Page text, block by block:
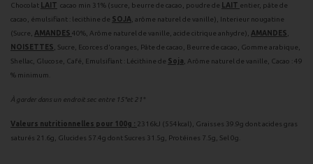
Chocolat
LAIT cacao min 31% (sucre, beurre de cacao, poudre de LAIT entier, pâte de
cacao, émulsifiant : lecithine de SOJA , arôme naturel de vanille), Interieur nougatine
(Sucre, AMANDES 40%, Arôme naturel de vanille, acide citrique anhydre), AMANDES
NOISETTES , Sucre, Ecorces d'oranges, Pâte de cacao, Beurre de cacao, Gomme arabique,
Shellac, Glucose, Café, Emulsifiant : Lécithine de Soja , Arôme naturel de vanille, Cacao : 49
% minimum.
À garder dans un endroit sec entre 15°et 21°
Valeurs nutritionnelles pour 100g : 2316kJ (554kcal), Graisses 39.9g dont acides gras
saturés 21.6g, Glucides 57.4g dont Sucres 31.5g, Protéines 7.5g, Sel 0g.